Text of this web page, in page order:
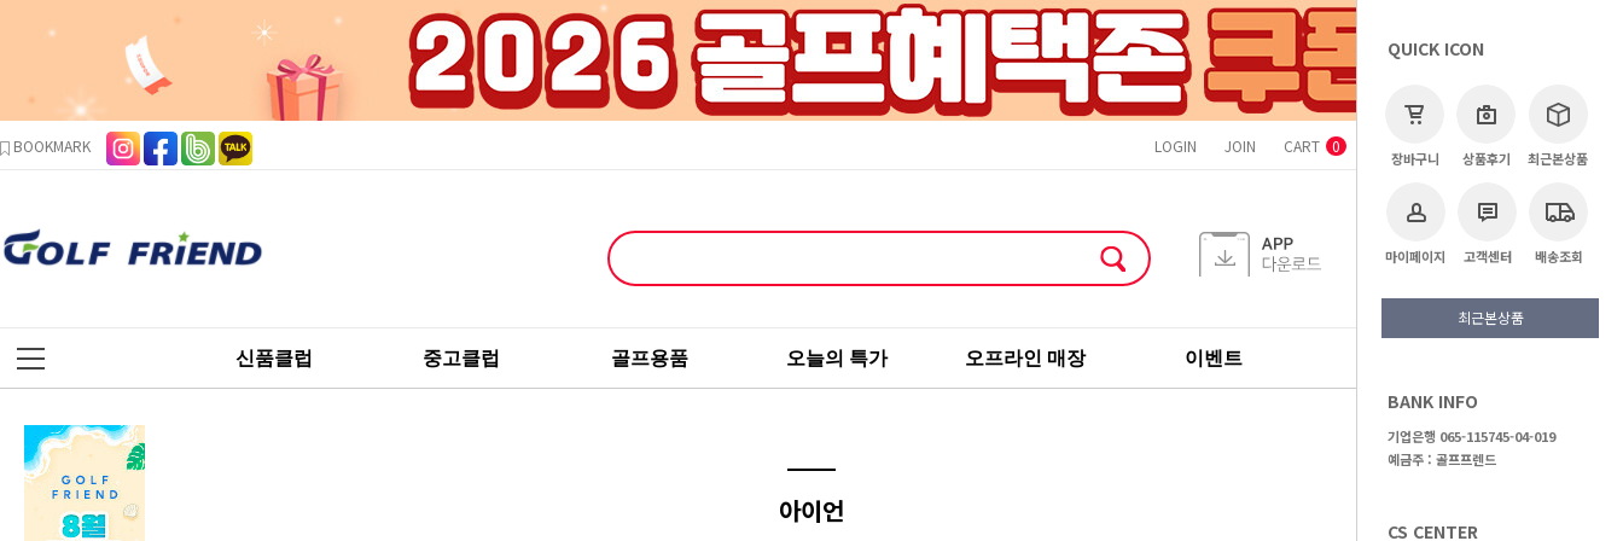
BOOKMARK LOGIN JOIN CART 0
신품클럽 중고클럽 골프용품 오늘의 특가 오프라인 매장 이벤트
QUICK ICON
장바구니 상품후기 최근본상품
마이페이지 고객센터 배송조회
최근본상품
BANK INFO
기업은행 065-115745-04-019
예금주 : 골프프렌드
CS CENTER
>중고클럽 >아이언
아이언